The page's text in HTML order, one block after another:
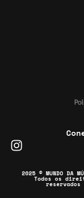
2025 © MUNDO DA
Todos os
reservados